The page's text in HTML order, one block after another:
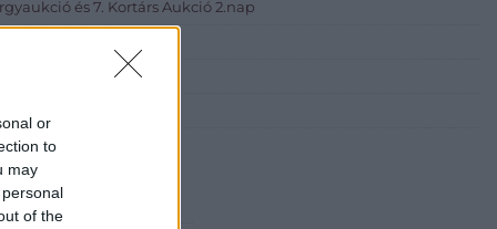
or
to
may
of the
és 7. Kortárs Aukció 2.nap